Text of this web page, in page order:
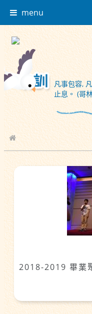
menu
凡事包容,
止息。 (哥
校園相簿
2018-2019 畢業